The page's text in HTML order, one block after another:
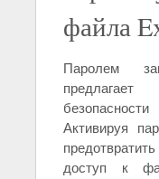
файла
Паролем
предлагает
Активируя
доступ к